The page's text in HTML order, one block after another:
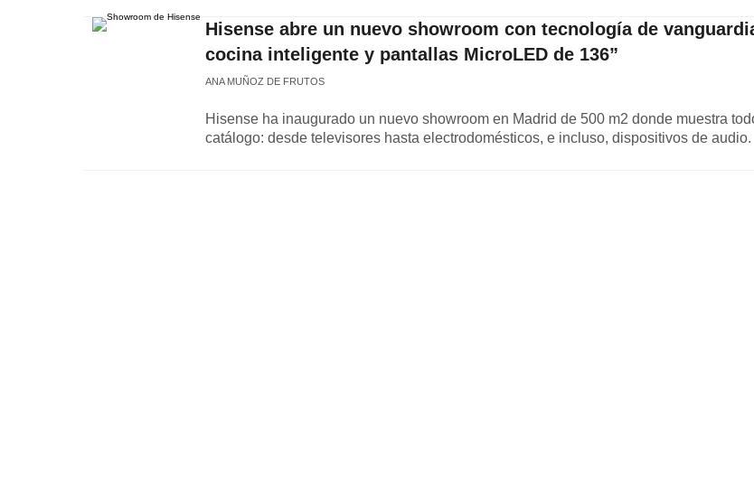
Hisense abre un nuevo showroom con tecnología de
cocina inteligente y pantallas MicroLED de 136”
ANA MUÑOZ DE FRUTOS
Hisense ha inaugurado un nuevo showroom en Madrid de 500 m2 donde muestra
catálogo: desde televisores hasta electrodomésticos, e incluso, dispositivos de audio.